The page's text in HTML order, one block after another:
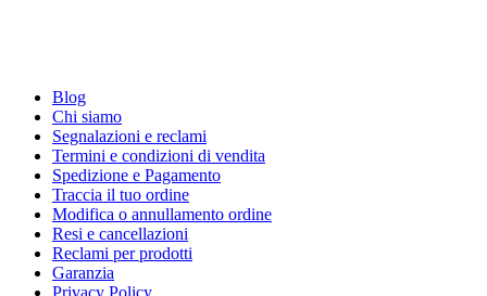
Blog
Chi siamo
Segnalazioni e reclami
Termini e condizioni di vendita
Spedizione e Pagamento
Traccia il tuo ordine
Modifica o annullamento ordine
Resi e cancellazioni
Reclami per prodotti
Garanzia
Privacy Policy